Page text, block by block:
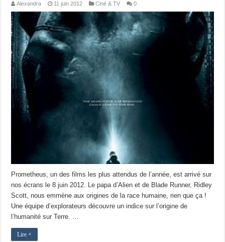
Alexandra 11 juin 2012 Ciné & TV 0
Prometheus, un des films les plus attendus de l’année, est arrivé sur
nos écrans le 8 juin 2012. Le papa d’Alien et de Blade Runner, Ridley
Scott, nous emmène aux origines de la race humaine, rien que ça !
Une équipe d’explorateurs découvre un indice sur l’origine de
l’humanité sur Terre. …
Lire +